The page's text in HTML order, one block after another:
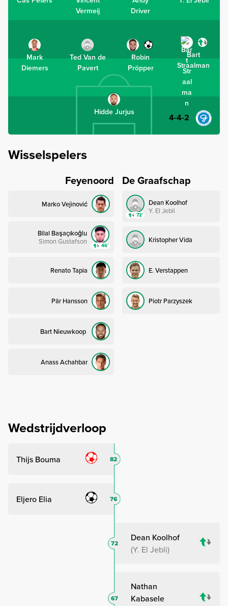
Hidde Jurjus
Bart
Straalman
Robin
Pröpper
Ted Van de
Pavert
Mark
Diemers
Driver
Vermeij
4-4-2
Wisselspelers
Feyenoord
Marko Vejinović
Bilal Başaçıkoğlu
Simon Gustafson
46’
Renato Tapia
Pär Hansson
Bart Nieuwkoop
Anass Achahbar
De Graafschap
Dean Koolhof
Y. El Jebli
72’
Kristopher Vida
E. Verstappen
Piotr Parzyszek
Wedstrijdverloop
Thijs Bouma 82
Eljero Elia 76
Dean Koolhof
Y. El Jebli
72
Nathan
Kabasele
67